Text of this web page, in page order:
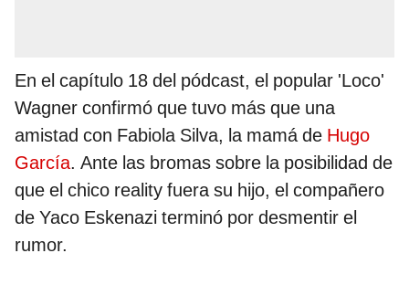
En el capítulo 18 del pódcast, el popular 'Loco'
Wagner confirmó que tuvo más que una
amistad con Fabiola Silva, la mamá de Hugo
García. Ante las bromas sobre la posibilidad de
que el chico reality fuera su hijo, el compañero
de Yaco Eskenazi terminó por desmentir el
rumor.